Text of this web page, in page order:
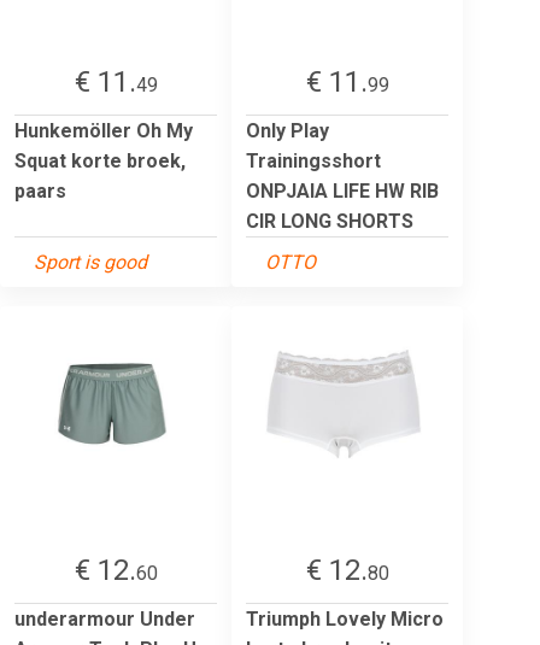
€ 11.49
Hunkemöller Oh My
Squat korte broek,
paars
Sport is good
€ 11.99
Only Play
Trainingsshort
ONPJAIA LIFE HW RIB
CIR LONG SHORTS
OTTO
€ 12.60
underarmour Under
€ 12.80
Triumph Lovely Micro